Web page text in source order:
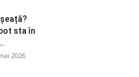
sta în
2026